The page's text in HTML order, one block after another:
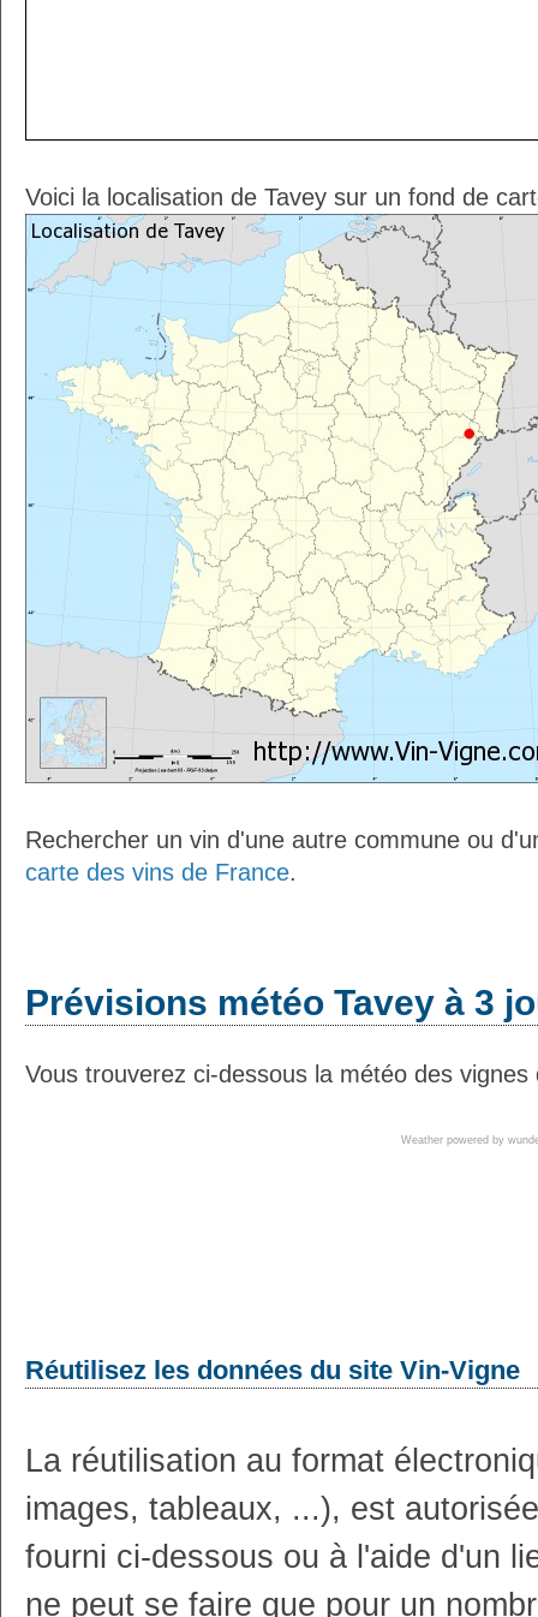
Voici la localisation de Tavey sur un fond de
Rechercher un vin d'une autre commune ou
carte des vins de France.
Prévisions météo Tavey à 3
Vous trouverez ci-dessous la météo des vignes
Weather powered by
Réutilisez les données du site Vin-Vigne
La réutilisation au format
images, tableaux, ...), est
fourni ci-dessous ou à l'aide d'un
ne peut se faire que pour un